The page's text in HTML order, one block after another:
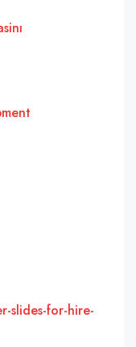
slides-for-hire-